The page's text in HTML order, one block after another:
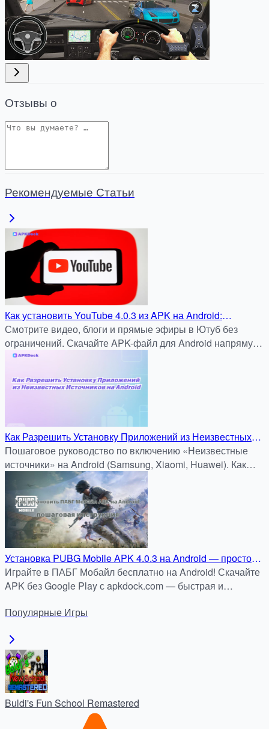
Отзывы о
Рекомендуемые Статьи
Как установить YouTube 4.0.3 из APK на Android:
Подробная инструкция для APKDock
Смотрите видео, блоги и прямые эфиры в Ютуб без
ограничений. Скачайте APK-файл для Android напрямую
с apkdock.com — быстро, безопасно и бесплатно.
Как Разрешить Установку Приложений из Неизвестных
Источников на Android
Пошаговое руководство по включению «Неизвестные
источники» на Android (Samsung, Xiaomi, Huawei). Как
безопасно установить APK и XAPK.
Установка PUBG Mobile APK 4.0.3 на Android — простое
руководство
Играйте в ПАБГ Мобайл бесплатно на Android! Скачайте
APK без Google Play с apkdock.com — быстрая и
баталиями в королевской битве уже сегодня!
Популярные Игры
Buldi's Fun School Remastered